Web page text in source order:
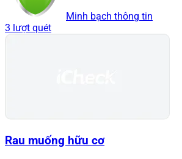
Minh bạch thông tin
3 lượt quét
Rau muống hữu cơ